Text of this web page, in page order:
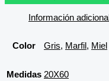
Información adicional
Color Gris, Marfil , Miel
Medidas 20X60